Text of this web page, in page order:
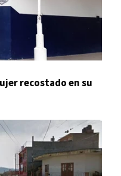
recostado en su